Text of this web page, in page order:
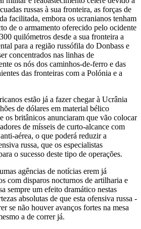
russas à sua fronteira, as forças de
facilitada, embora os ucranianos tenham
de o armamento oferecido pelo ocidente
quilómetros desde a sua fronteira a
para a região russófila do Donbass e
concentrados nas linhas de
os nós dos caminhos-de-ferro e das
das fronteiras com a Polónia e a
estão já a fazer chegar à Ucrânia
de dólares em material bélico
os britânicos anunciaram que vão colocar
de mísseis de curto-alcance com
aérea, o que poderá reduzir a
russa, que os especialistas
o sucesso deste tipo de operações.
agências de notícias erem já
com disparos nocturnos de artilharia e
sempre um efeito dramático nestas
absolutas de que esta ofensiva russa -
se não houver avanços fortes na mesa
a de correr já.